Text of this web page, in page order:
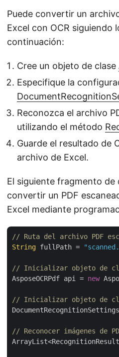
Puede convertir un
Excel con OCR siguiendo
continuación:
Cree un objeto de clase
Especifique la
Reconozca el archivo
utilizando el método
Guarde el resultado de
archivo de Excel.
El siguiente fragmento
convertir un PDF
Excel mediante
// Ruta del archivo PDF
String fullPath =
// Inicializar objeto de
AsposeOCRPdf api = new
// Inicializar objeto de
// Reconocer